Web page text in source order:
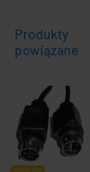
Produkty
powiązane
OUTLET 35%